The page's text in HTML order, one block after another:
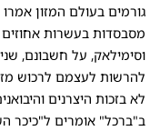
גורמים בעולם המזון
מסבסדות בעשרות אחוזים
וסימילאק, על חשבונם,
להרשות לעצמם לרכוש
לא בזכות היצרנים
ב"ברכל" אומרים ל"כיכר